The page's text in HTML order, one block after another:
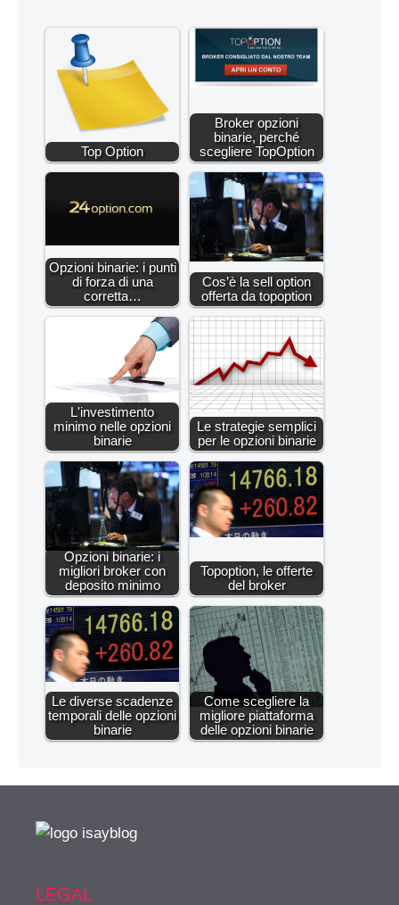
Top Option
Broker opzioni
binarie, perché
scegliere TopOption
Opzioni binarie: i punti
di forza di una
corretta…
Cos’è la sell option
offerta da topoption
L'investimento
minimo nelle opzioni
binarie
Le strategie semplici
per le opzioni binarie
Opzioni binarie: i
migliori broker con
deposito minimo
Topoption, le offerte
del broker
Le diverse scadenze
temporali delle opzioni
binarie
Come scegliere la
migliore piattaforma
delle opzioni binarie
LEGAL